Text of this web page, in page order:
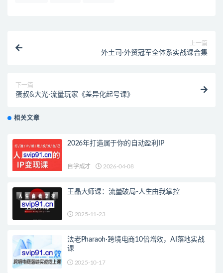
上一篇
外土司·外贸冠军全体系实战课合集
下一篇
蛋叔&大光·流量玩家《差异化起号课》
相关文章
2026年打造属于你的自动盈利IP
自学成才 2026-04-08
王晶大师课：流量破局-人生由我掌控
2025-11-23
法老Pharaoh·跨境电商10倍增效，AI落地实战
课
2025-10-17